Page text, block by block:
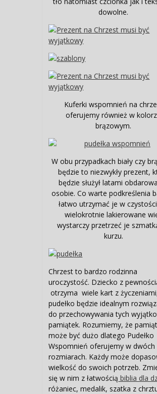
dowolne.
Kuferki wspomnień na
oferujemy również w
brązowym.
W obu przypadkach biały czy
będzie to niezwykły prezent,
będzie służył latami
osobie. Co warte podkreślenia
łatwo utrzymać je w
wielokrotnie lakierowane
wystarczy przetrzeć je
kurzu.
Chrzest to bardzo rodzinna
uroczystość. Dziecko z
otrzyma wiele kart z
pudełko będzie idealnym
do przechowywania tych
pamiątek. Rozumiemy, że
może być dużo dlatego Pudełko
Wspomnień oferujemy w dwóch
rozmiarach. Każdy może
wielkość do swoich potrzeb.
się w nim z łatwością biblia dla
różaniec, medalik, szatka z